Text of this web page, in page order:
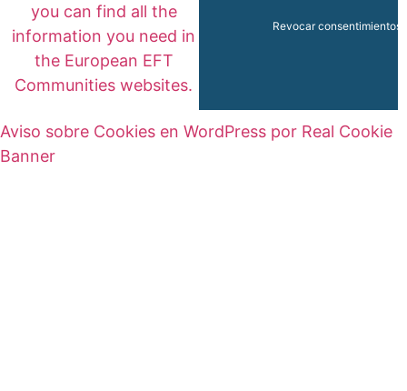
you can find all the
information you need in
the European EFT
Communities websites.
Revocar consentimientos
Aviso sobre Cookies en WordPress por Real Cookie
Banner